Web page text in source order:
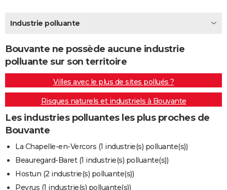
BONS PLANS
CARTE DE VOEUX
Carte de Noël
Carte Bonne année
Carte Saint-Valentin
Carte Pâques
Carte d'anniversaire
DICTIONNAIRE
Dictionnaire
Biographies
Citations
Expressions
Proverbes
PROGRAMME TV
COPAINS D'AVANT
Se connecter
Entreprises
Service militaire
Avis de recherche
AVIS DE DÉCÈS
FORUM
Industrie polluante
Bouvante ne possède aucune industrie
polluante sur son territoire
Villes avec le plus de sites pollués ?
Risques naturels et industriels à Bouvante
Les industries polluantes les plus proches de
Bouvante
La Chapelle-en-Vercors (1 industrie(s) polluante(s))
Beauregard-Baret (1 industrie(s) polluante(s))
Hostun (2 industrie(s) polluante(s))
Peyrus (1 industrie(s) polluante(s))